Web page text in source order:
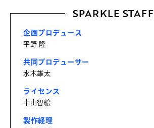
SPARKLE STAFF
企画プロデュース
平野 隆
共同プロデューサー
水木雄太
ライセンス
中山智絵
製作経理